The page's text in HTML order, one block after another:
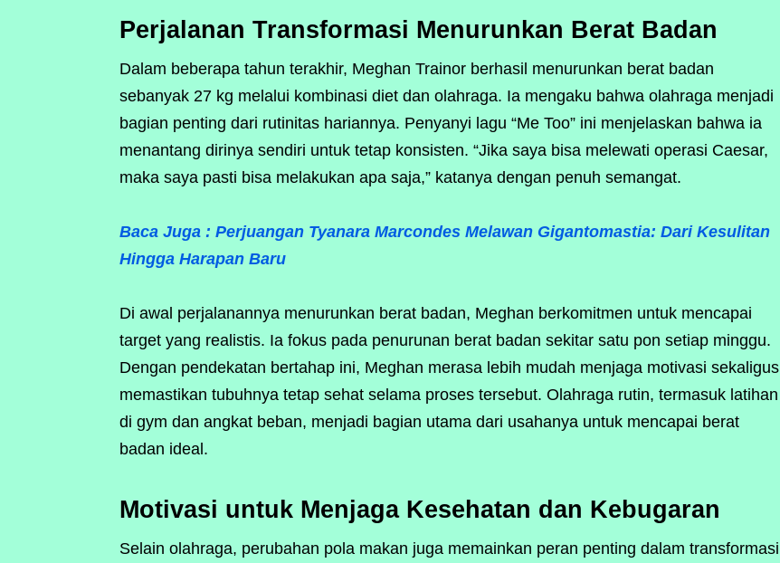
Perjalanan Transformasi Menurunkan Berat Badan
Dalam beberapa tahun terakhir, Meghan Trainor berhasil menurunkan berat badan
sebanyak 27 kg melalui kombinasi diet dan olahraga. Ia mengaku bahwa olahraga menjadi
bagian penting dari rutinitas hariannya. Penyanyi lagu “Me Too” ini menjelaskan bahwa ia
menantang dirinya sendiri untuk tetap konsisten. “Jika saya bisa melewati operasi Caesar,
maka saya pasti bisa melakukan apa saja,” katanya dengan penuh semangat.
Baca Juga : Perjuangan Tyanara Marcondes Melawan Gigantomastia: Dari Kesulitan
Hingga Harapan Baru
Di awal perjalanannya menurunkan berat badan, Meghan berkomitmen untuk mencapai
target yang realistis. Ia fokus pada penurunan berat badan sekitar satu pon setiap minggu.
Dengan pendekatan bertahap ini, Meghan merasa lebih mudah menjaga motivasi sekaligus
memastikan tubuhnya tetap sehat selama proses tersebut. Olahraga rutin, termasuk latihan
di gym dan angkat beban, menjadi bagian utama dari usahanya untuk mencapai berat
badan ideal.
Motivasi untuk Menjaga Kesehatan dan Kebugaran
Selain olahraga, perubahan pola makan juga memainkan peran penting dalam transformasi